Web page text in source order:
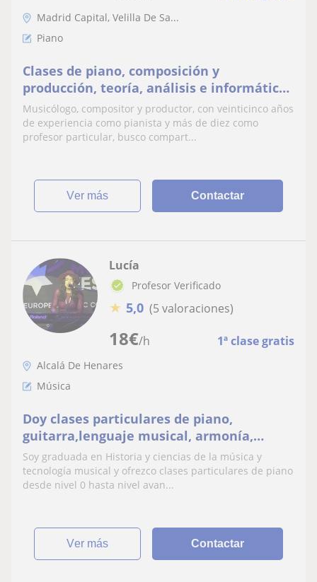
Madrid Capital, Velilla De Sa...
Piano
Clases de piano, composición y
producción, teoría, análisis e informática
musical
Musicólogo, compositor y productor, con veinticinco años
de experiencia como pianista y más de diez como
profesor particular, busco compart...
ver más Contactar
18€/h 1ª clase gratis
Lucía
Profesor Verificado
★ 5,0 (5 valoraciones)
Alcalá De Henares
Música
Doy clases particulares de piano,
guitarra,lenguaje musical, armonía,
composición e informática musical
Soy graduada en Historia y ciencias de la música y
tecnología musical y ofrezco clases particulares de piano
desde nivel 0 hasta nivel avan...
ver más Contactar